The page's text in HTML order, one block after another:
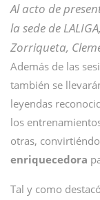
Al acto de
la sede de
Zorriqueta,
Además de las
también se
leyendas
los
otras,
enriquecedora
Tal y como destacó